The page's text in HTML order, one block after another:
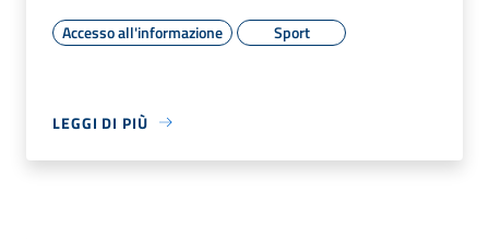
Accesso all'informazione Sport
LEGGI DI PIÙ